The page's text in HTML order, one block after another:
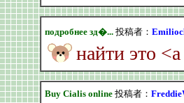
подробнее зд�...投稿者：
найти это
Buy Cialis online投稿者：